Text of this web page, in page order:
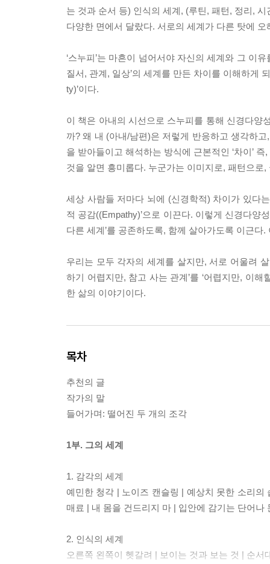
는 것과 순서 등) 인식의 세계, (루틴, 패턴, 정리,
다양한 면에서 달랐다. 서로의 세계가 다른 탓에
‘스누피’는 마흔이 넘어서야 자신의 세계와 그 이
질서, 관계, 일상’의 세계를 만든 차이를 이해하게
ty)’이다.
이 책은 아내의 시선으로 스누피를 통해 신경다양
까? 왜 내 (아내/남편)은 저렇게 반응하고 생각하
을 받아들이고 해석하는 방식에 근본적인 ‘차이’
것을 알면 흥미롭다. 누군가는 이미지로, 패턴으로
세상 사람들 저마다 뇌에 (신경학적) 차이가 있다
적 공감((Empathy)’으로 이끈다. 이렇게 신경다양
다른 세계’를 공존하도록, 함께 살아가도록 이근다
우리는 모두 각자의 세계를 살지만, 서로 어울려
하기 어렵지만, 참고 사는 관계’를 ‘어렵지만, 이
한 삶의 이야기이다.
목차
추천의 글
작가의 말
들어가며: 떨어진 두 개의 조각
1부. 그의 세계
1. 감각의 세계
예민한 청각 | 노이즈 캔슬링 | 예상치 못한 소리
매료 | 내 몸을 건드리지 마 | 입안에 감기는 단어
2. 인식의 세계
오른쪽 왼쪽이 헷갈려 | 보이는 것과 보는 것 | 순